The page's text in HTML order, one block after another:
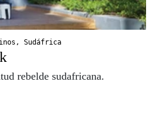
, Sudáfrica
rebelde sudafricana.